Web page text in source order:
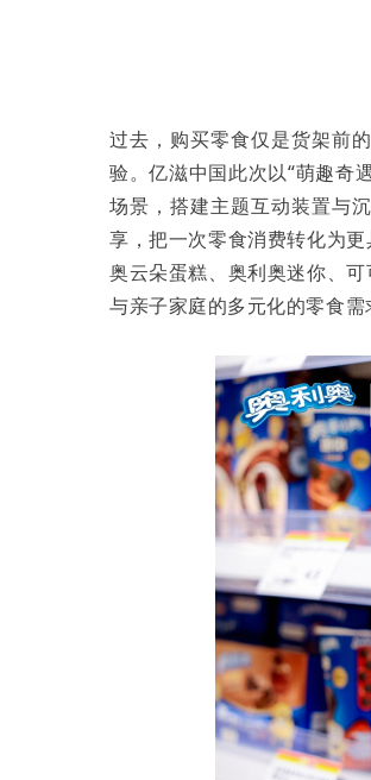
过去，购买零食仅是货架前
验。亿滋中国此次以“萌趣
场景，搭建主题互动装置与
享，把一次零食消费转化为
奥云朵蛋糕、奥利奥迷你、
与亲子家庭的多元化的零食需